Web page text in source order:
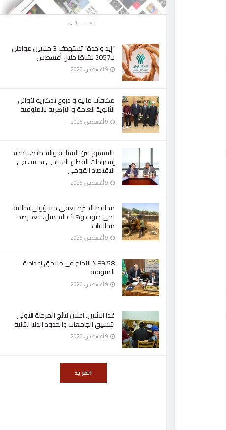
إعـــلان
“إيد واحدة” تستهدف 3 ملايين مواطن
بـ2057 نشاطًا خلال أغسطس
مكافآت مالية و دروع تذكارية لأوائل
الثانوية العامة و الأزهرية بالمنوفية
بالتنسيق بين السياحة والتخطيط.. تحديد
إسهامات القطاع السياحى بدقة.. فى
الاقتصاد القومى
محافظ الجيزة يعفي مسؤولي نظافة
بحي جنوب وهيئة التجميل.. بعد رصد
مخالفات
89.58 % النجاح فى ملاحق إعدادية
المنوفية
غدا الاثنين..اعلان نتائج المرحلة الأولى
لتنسيق الجامعات والحدود الدنيا للثانية
المزيد